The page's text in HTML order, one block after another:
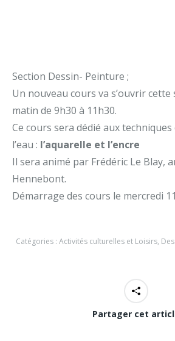
Section Dessin- Peinture ;
Un nouveau cours va s’ouvrir
matin de 9h30 à 11h30.
Ce cours sera dédié aux
l’eau : l’aquarelle et l’encre
Il sera animé par Frédéric Le Blay,
Hennebont.
Démarrage des cours le mercredi
Catégories : Activités culturelles et Loisirs,
Partager cet